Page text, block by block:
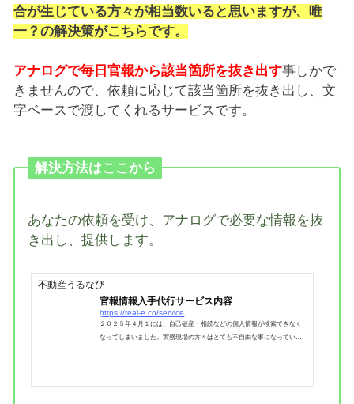
合が生じている方々が相当数いると思いますが、唯
一？の解決策がこちらです。
アナログで毎日官報から該当箇所を抜き出す事しかで
きませんので、依頼に応じて該当箇所を抜き出し、文
字ベースで渡してくれるサービスです。
解決方法はここから
あなたの依頼を受け、アナログで必要な情報を抜
き出し、提供します。
不動産うるなび
官報情報入手代行サービス内容
https://real-e.co/service
２０２５年４月１には、自己破産・相続などの個人情報が検索できなく
なってしまいました。実務現場の方々はとても不自由な事になっている